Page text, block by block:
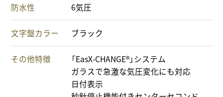
防水性 6気圧
文字盤カラー ブラック
その他特徴
「EasX-CHANGE®」システム
ガラスで急激な気圧変化にも対応
日付表示